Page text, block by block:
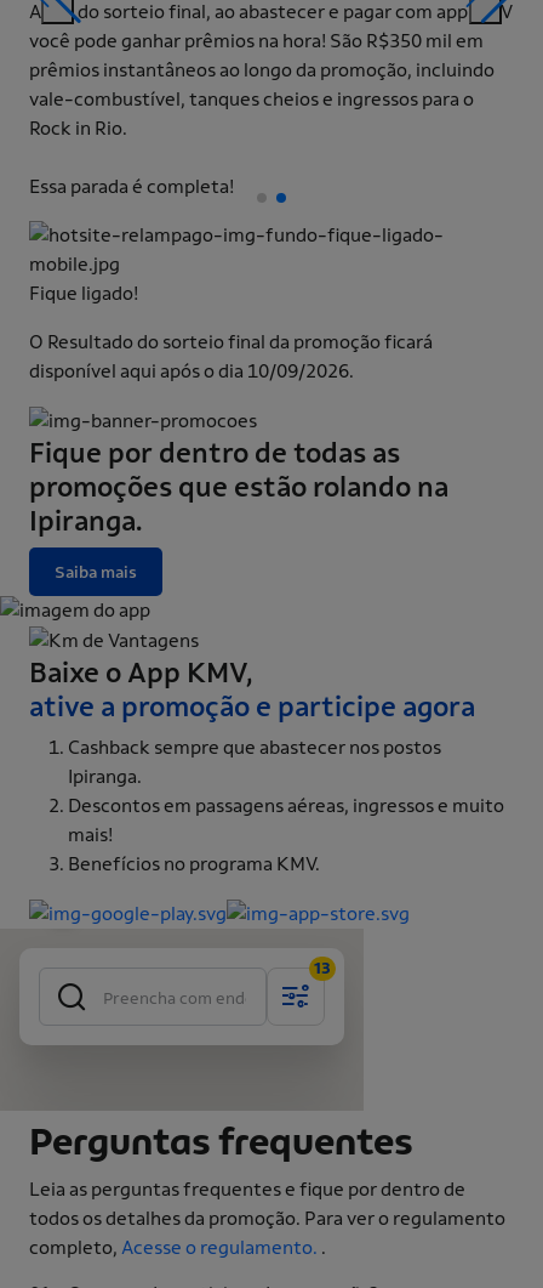
Além do sorteio final, ao abastecer e pagar com app KMV
você pode ganhar prêmios na hora! São R$350 mil em
prêmios instantâneos ao longo da promoção, incluindo
vale-combustível, tanques cheios e ingressos para o
Rock in Rio.
Essa parada é completa!
Fique ligado!
O Resultado do sorteio final da promoção ficará
disponível aqui após o dia 10/09/2026.
Fique por dentro de todas as
promoções que estão rolando na
Ipiranga.
Saiba mais
Baixe o App KMV,
ative a promoção e participe agora​
Cashback sempre que abastecer nos postos
Ipiranga.
Descontos em passagens aéreas, ingressos e muito
mais!
Benefícios no programa KMV.
Perguntas frequentes
Leia as perguntas frequentes e fique por dentro de
todos os detalhes da promoção. Para ver o regulamento
completo, Acesse o regulamento. .